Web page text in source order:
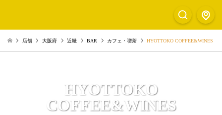
店舗 大阪府 近畿 BAR カフェ・喫茶 HYOTTOKO COFFEE&WINES
HYOTTOKO
COFFEE&WINES